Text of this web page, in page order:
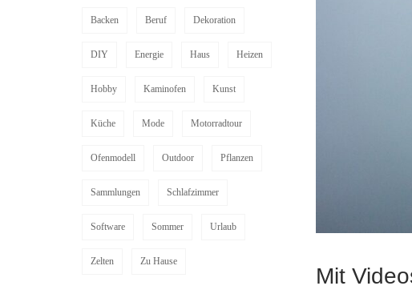
Mit
Backen Beruf Dekoration
DIY Energie Haus Heizen
Hobby Kaminofen Kunst
Küche Mode Motorradtour
Ofenmodell Outdoor Pflanzen
Sammlungen Schlafzimmer
Software Sommer Urlaub
Zelten Zu Hause